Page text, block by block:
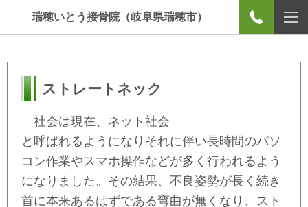
瑞穂いとう接骨院（岐阜県瑞穂市）
ストレートネック
社会は現在、ネット社会
と呼ばれるようになりそれに伴い長時間のパソ
コン作業やスマホ操作などが多く行われるよう
になりました。その結果、不良姿勢が長く続き
首に本来あるはずである弯曲が無くなり、スト